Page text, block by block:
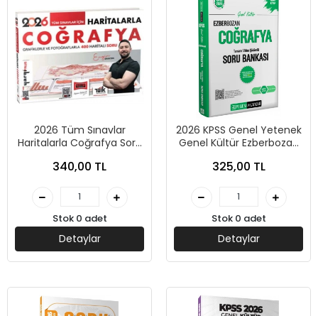
2026 Tüm Sınavlar
Haritalarla Coğrafya Soru
340,00 TL
Stok 0 adet
Detaylar
2026 KPSS Genel Yetenek
Genel Kültür Ezberbozan
Çözümlü Soru Bankası-
325,00 TL
Stok 0 adet
Detaylar